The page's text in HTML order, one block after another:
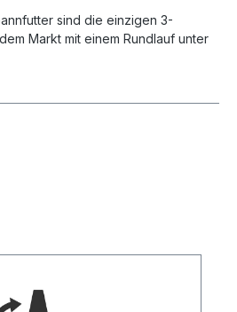
sind die einzigen 3-
Markt mit einem Rundlauf unter